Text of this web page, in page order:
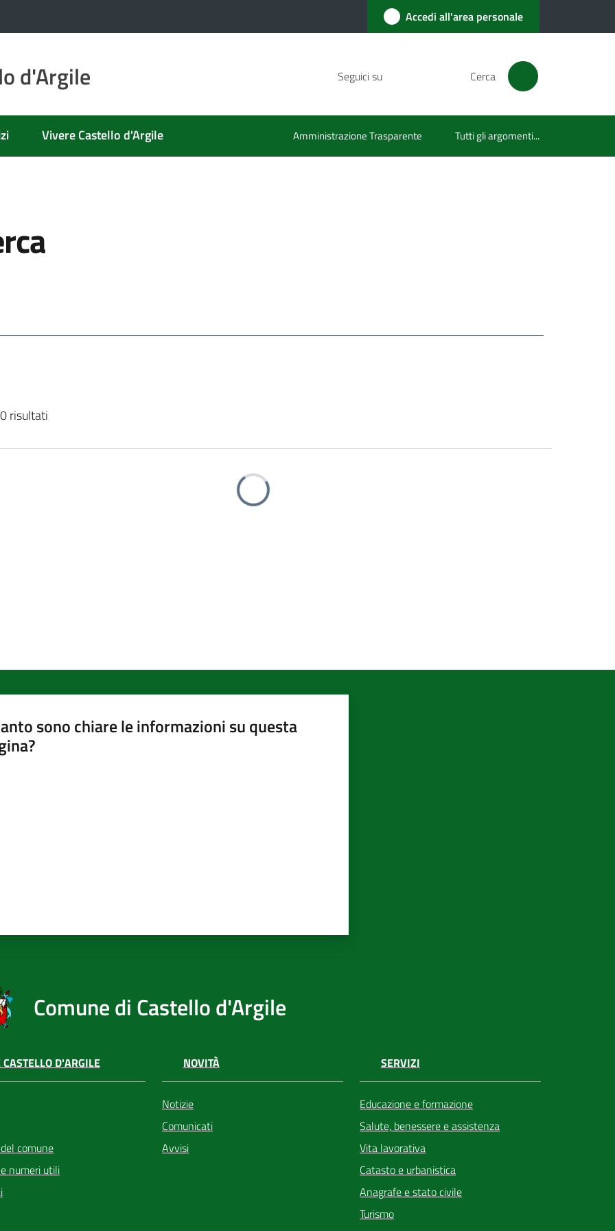
Accedi all'area personale
d'Argile Seguici su Cerca
Vivere Castello d'Argile Amministrazione Trasparente Tutti gli argomenti...
risultati
Caricamento
sono chiare le informazioni su questa
Comune di Castello d'Argile
D'ARGILE
comune
numeri utili
NOVITÀ
Notizie
Comunicati
Avvisi
SERVIZI
Educazione e formazione
Salute, benessere e assistenza
Vita lavorativa
Catasto e urbanistica
Anagrafe e stato civile
Turismo